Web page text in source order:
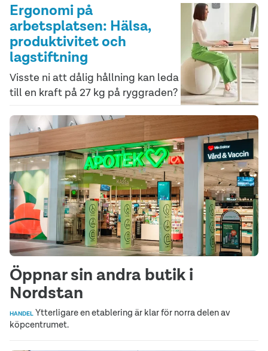
Ergonomi på
arbetsplatsen: Hälsa,
produktivitet och
lagstiftning
Visste ni att dålig hållning kan leda
till en kraft på 27 kg på ryggraden?
Öppnar sin andra butik i
Nordstan
HANDEL Ytterligare en etablering är klar för norra delen av
köpcentrumet.